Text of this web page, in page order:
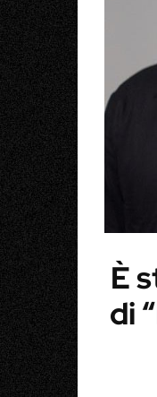
È
di